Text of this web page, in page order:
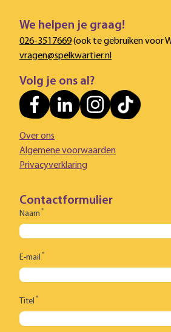
We helpen je graag!
026-3517669(ook te gebruiken voor
vragen@spelkwartier.nl
Volg je ons al?
Over ons
Algemene voorwaarden
Privacyverklaring
Contactformulier
Naam *
E-mail *
Titel *